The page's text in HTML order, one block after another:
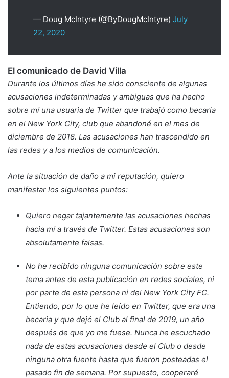
— Doug McIntyre (@ByDougMcIntyre) July
22, 2020
El comunicado de David Villa
Durante los últimos días he sido consciente de algunas
acusaciones indeterminadas y ambiguas que ha hecho
sobre mí una usuaria de Twitter que trabajó como becaria
en el New York City, club que abandoné en el mes de
diciembre de 2018. Las acusaciones han trascendido en
las redes y a los medios de comunicación.
Ante la situación de daño a mi reputación, quiero
manifestar los siguientes puntos:
Quiero negar tajantemente las acusaciones hechas
hacia mí a través de Twitter. Estas acusaciones son
absolutamente falsas.
No he recibido ninguna comunicación sobre este
tema antes de esta publicación en redes sociales, ni
por parte de esta persona ni del New York City FC.
Entiendo, por lo que he leído en Twitter, que era una
becaria y que dejó el Club al final de 2019, un año
después de que yo me fuese. Nunca he escuchado
nada de estas acusaciones desde el Club o desde
ninguna otra fuente hasta que fueron posteadas el
pasado fin de semana. Por supuesto, cooperaré